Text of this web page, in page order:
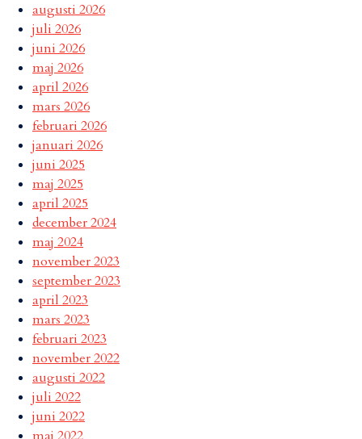
augusti 2026
juli 2026
juni 2026
maj 2026
april 2026
mars 2026
februari 2026
januari 2026
juni 2025
maj 2025
april 2025
december 2024
maj 2024
november 2023
september 2023
april 2023
mars 2023
februari 2023
november 2022
augusti 2022
juli 2022
juni 2022